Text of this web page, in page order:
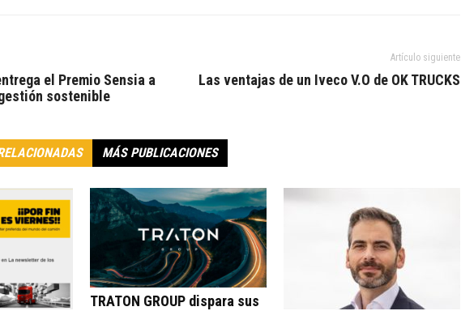
el Premio Sensia a
sostenible
Artículo siguiente
Las ventajas de un Iveco V.O de OK TRUCKS
MÁS PUBLICACIONES
TRATON GROUP dispara sus